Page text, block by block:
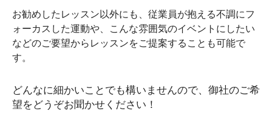
お勧めしたレッスン以外にも、従業員が抱える不調にフ
ォーカスした運動や、こんな雰囲気のイベントにしたい
などのご要望からレッスンをご提案することも可能で
す。
どんなに細かいことでも構いませんので、御社のご希
望をどうぞお聞かせください！